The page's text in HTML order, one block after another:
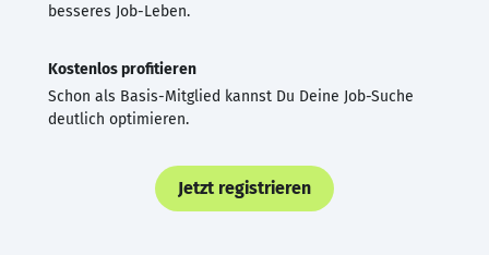
besseres Job-Leben.
Kostenlos profitieren
Schon als Basis-Mitglied kannst Du Deine Job-Suche
deutlich optimieren.
Jetzt registrieren